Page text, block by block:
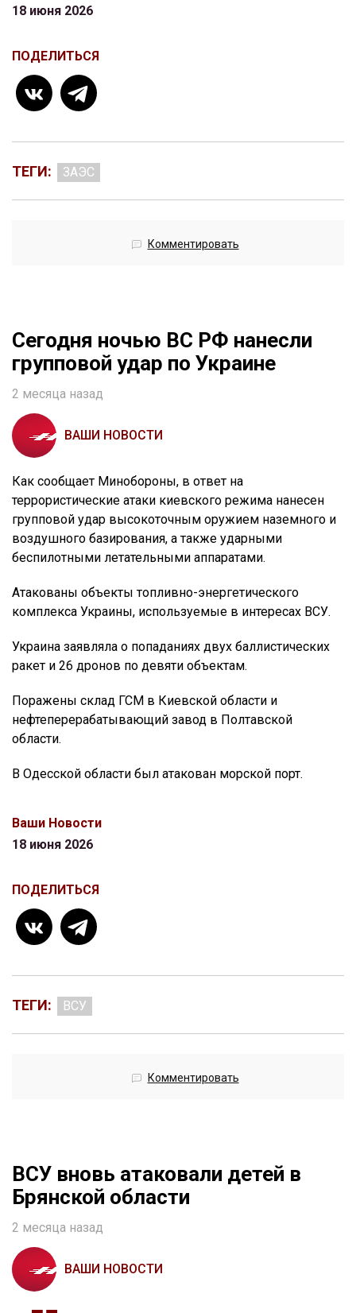
18 июня 2026
ПОДЕЛИТЬСЯ
ТЕГИ: ЗАЭС
Комментировать
Сегодня ночью ВС РФ нанесли
групповой удар по Украине
2 месяца назад
ВАШИ НОВОСТИ
Как сообщает Минобороны, в ответ на
террористические атаки киевского режима нанесен
групповой удар высокоточным оружием наземного и
воздушного базирования, а также ударными
беспилотными летательными аппаратами.
Атакованы объекты топливно-энергетического
комплекса Украины, используемые в интересах ВСУ.
Украина заявляла о попаданиях двух баллистических
ракет и 26 дронов по девяти объектам.
Поражены склад ГСМ в Киевской области и
нефтеперерабатывающий завод в Полтавской
области.
В Одесской области был атакован морской порт.
Ваши Новости
18 июня 2026
ПОДЕЛИТЬСЯ
ТЕГИ: ВСУ
Комментировать
ВСУ вновь атаковали детей в
Брянской области
2 месяца назад
ВАШИ НОВОСТИ